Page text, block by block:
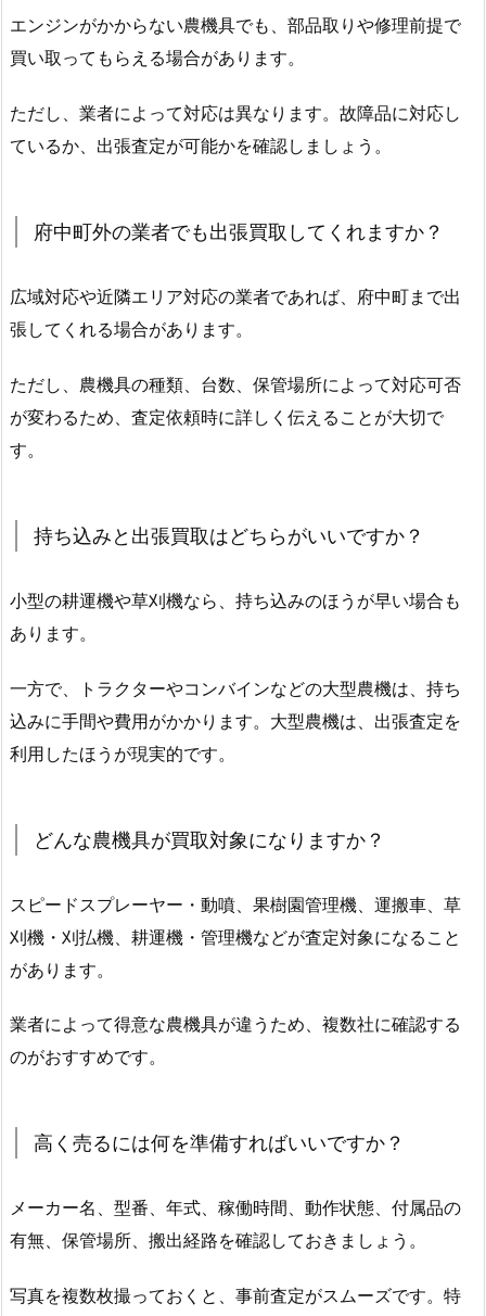
エンジンがかからない農機具でも、部品取りや修理前提で
買い取ってもらえる場合があります。
ただし、業者によって対応は異なります。故障品に対応し
ているか、出張査定が可能かを確認しましょう。
府中町外の業者でも出張買取してくれますか？
広域対応や近隣エリア対応の業者であれば、府中町まで出
張してくれる場合があります。
ただし、農機具の種類、台数、保管場所によって対応可否
が変わるため、査定依頼時に詳しく伝えることが大切で
す。
持ち込みと出張買取はどちらがいいですか？
小型の耕運機や草刈機なら、持ち込みのほうが早い場合も
あります。
一方で、トラクターやコンバインなどの大型農機は、持ち
込みに手間や費用がかかります。大型農機は、出張査定を
利用したほうが現実的です。
どんな農機具が買取対象になりますか？
スピードスプレーヤー・動噴、果樹園管理機、運搬車、草
刈機・刈払機、耕運機・管理機などが査定対象になること
があります。
業者によって得意な農機具が違うため、複数社に確認する
のがおすすめです。
高く売るには何を準備すればいいですか？
メーカー名、型番、年式、稼働時間、動作状態、付属品の
有無、保管場所、搬出経路を確認しておきましょう。
写真を複数枚撮っておくと、事前査定がスムーズです。特